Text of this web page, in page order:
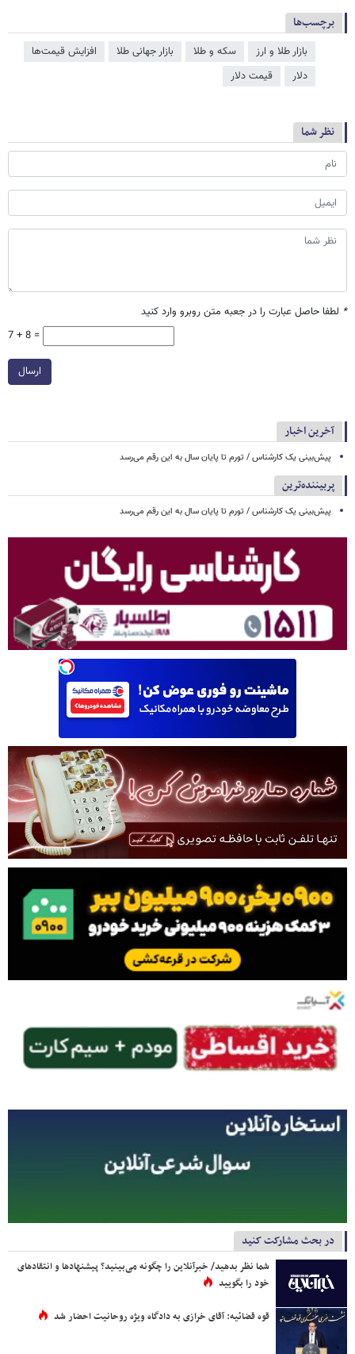
برچسب‌ها
بازار طلا و ارز سکه و طلا بازار جهانی طلا
افزایش قیمت‌ها
دلار
قیمت دلار
نظر شما
* لطفا حاصل عبارت را در جعبه متن روبرو وارد کنید
7 + 8 =
ارسال
آخرین اخبار
پیش‌بینی یک کارشناس / تورم تا پایان سال به این رقم می‌رسد
پربیننده‌ترین
پیش‌بینی یک کارشناس / تورم تا پایان سال به این رقم می‌رسد
در بحث مشارکت کنید
شما نظر بدهید/ خبرآنلاین را چگونه می‌بینید؟ پیشنهادها و انتقادهای
خود را بگویید
قوه قضائیه: آقای خرازی به دادگاه ویژه روحانیت احضار شد